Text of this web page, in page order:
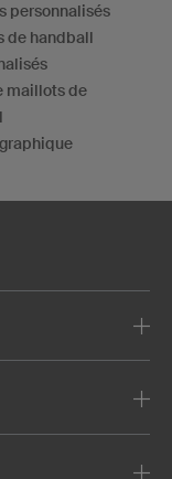
personnalisés
de handball
maillots de